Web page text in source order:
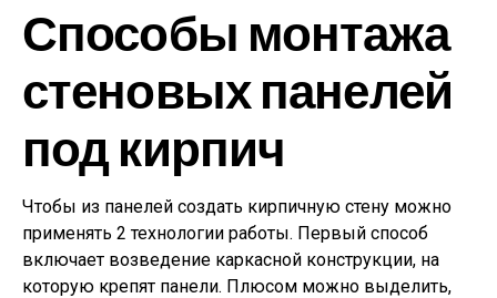
Способы монтажа
стеновых панелей
под кирпич
Чтобы из панелей создать кирпичную стену можно
применять 2 технологии работы. Первый способ
включает возведение каркасной конструкции, на
которую крепят панели. Плюсом можно выделить,